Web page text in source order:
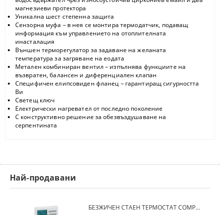
магнезиеви протектора
Уникална шест степенна защита
Сензорна муфа – в нея се монтира термодатчик, подаващ
информация към управлението на отоплителната
инасталация
Външен терморегулатор за задаване на желаната
температура за загряване на еодата
Метален комбиниран вентил – изпълнява функциите на
възвратен, балансен и диференциален клапан
Специфичен елипсовиден фланец – гарантиращ сигурността
Ви
Светещ ключ
Електрически нагревател от последно поколение
С конструктивно решение за обезвъздушаване на
серпентината
Най-продавани
БЕЗЖИЧЕН СТАЕН ТЕРМОСТАТ COMPUTHERM Q7RF